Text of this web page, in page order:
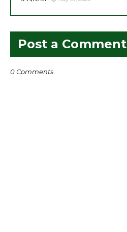
Post a Comment
0 Comments